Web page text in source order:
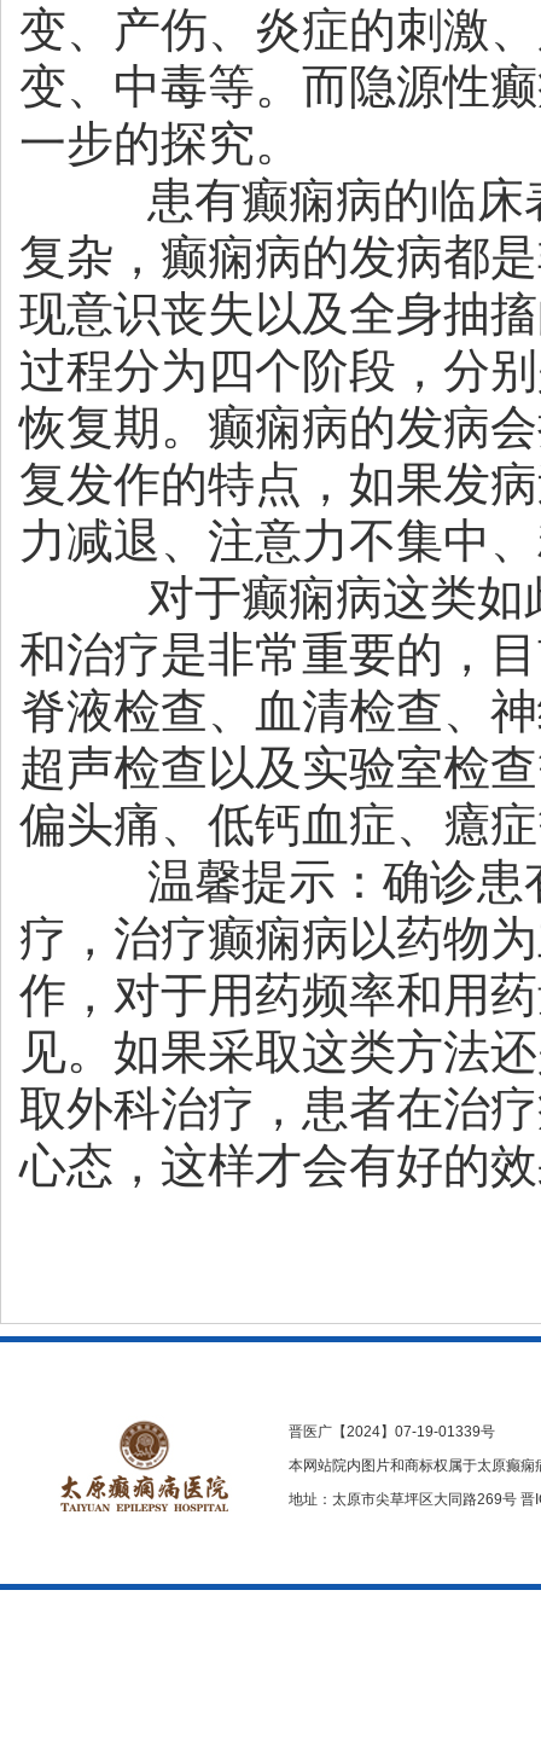
变、产伤、炎症的刺激
变、中毒等。而隐源性
一步的探究。
患有癫痫病的临床
复杂，癫痫病的发病都
现意识丧失以及全身抽
过程分为四个阶段，分
恢复期。癫痫病的发病
复发作的特点，如果发
力减退、注意力不集中
对于癫痫病这类如
和治疗是非常重要的，
脊液检查、血清检查、
超声检查以及实验室检
偏头痛、低钙血症、癔
温馨提示：确诊患
疗，治疗癫痫病以药物
作，对于用药频率和用
见。如果采取这类方法
取外科治疗，患者在治
心态，这样才会有好的
晋医广【2024】07-19-01339号
本网站院内图片和商标权属于太原癫
地址：太原市尖草坪区大同路269号 晋